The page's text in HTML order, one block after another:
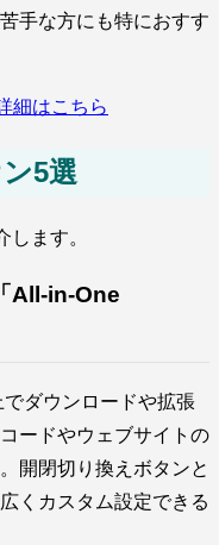
手な方にも特におすす
細はこちら
5選
ます。
All-in-One
ダウンロードや拡張
ードやウェブサイトの
開閉切り換えボタンと
くカスタム設定できる